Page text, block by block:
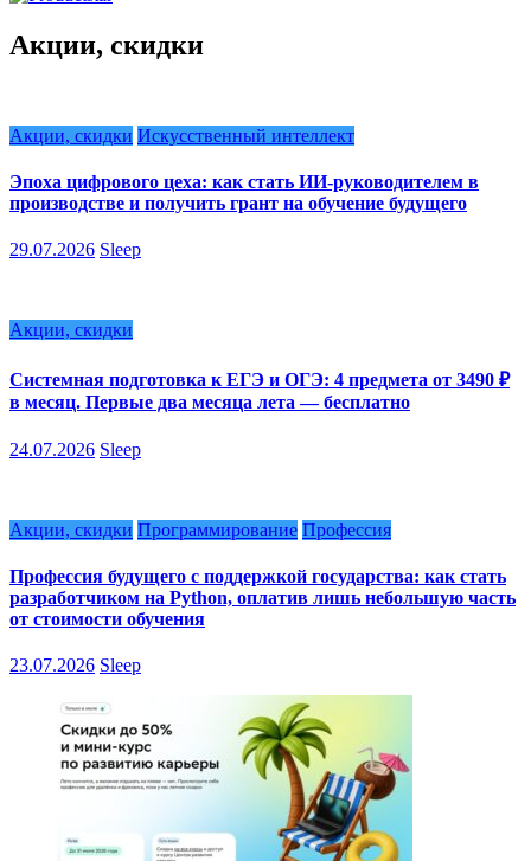
Акции, скидки
Акции, скидки Искусственный интеллект
Эпоха цифрового цеха: как стать ИИ-руководителем в
производстве и получить грант на обучение будущего
29.07.2026 Sleep
Акции, скидки
Системная подготовка к ЕГЭ и ОГЭ: 4 предмета от 3490 ₽
в месяц. Первые два месяца лета — бесплатно
24.07.2026 Sleep
Акции, скидки Программирование Профессия
Профессия будущего с поддержкой государства: как стать
разработчиком на Python, оплатив лишь небольшую часть
от стоимости обучения
23.07.2026 Sleep